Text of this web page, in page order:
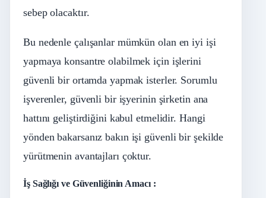
sebep olacaktır.
Bu nedenle çalışanlar mümkün olan en iyi işi
yapmaya konsantre olabilmek için işlerini
güvenli bir ortamda yapmak isterler. Sorumlu
işverenler, güvenli bir işyerinin şirketin ana
hattını geliştirdiğini kabul etmelidir. Hangi
yönden bakarsanız bakın işi güvenli bir şekilde
yürütmenin avantajları çoktur.
İş Sağlığı ve Güvenliğinin Amacı :